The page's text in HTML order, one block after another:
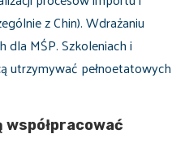
z Chin). Wdrażaniu
dla MŚP. Szkoleniach i
utrzymywać pełnoetatowych